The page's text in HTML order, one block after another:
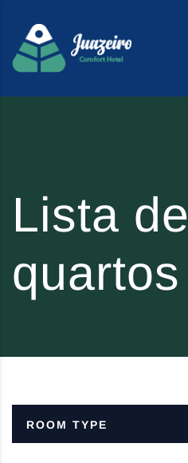
Lista de
quartos
ROOM TYPE